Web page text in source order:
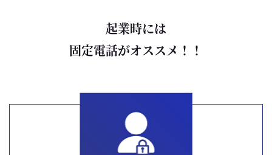
起業時には
固定電話がオススメ！！